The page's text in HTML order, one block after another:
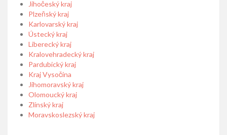
Jihočeský kraj
Plzeňský kraj
Karlovarský kraj
Ústecký kraj
Liberecký kraj
Kralovehradecký kraj
Pardubický kraj
Kraj Vysočina
Jihomoravský kraj
Olomoucký kraj
Zlínský kraj
Moravskoslezský kraj